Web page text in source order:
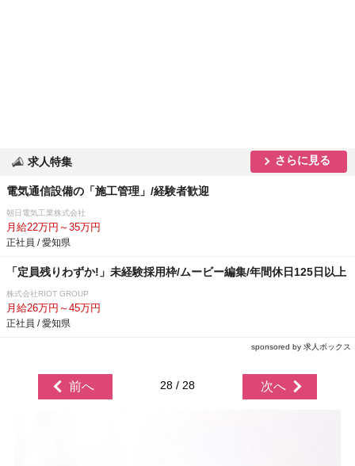
求人特集 さらに見る
電気通信設備の「施工管理」/経験者歓迎
朝日電気工業株式会社
月給22万円～35万円
正社員 / 愛知県
「定員残りわずか!」未経験採用枠/ムービー編集/年間休日125日以上
株式会社RIOT GROUP
月給26万円～45万円
正社員 / 愛知県
sponsored by 求人ボックス
前へ 28 / 28 次へ